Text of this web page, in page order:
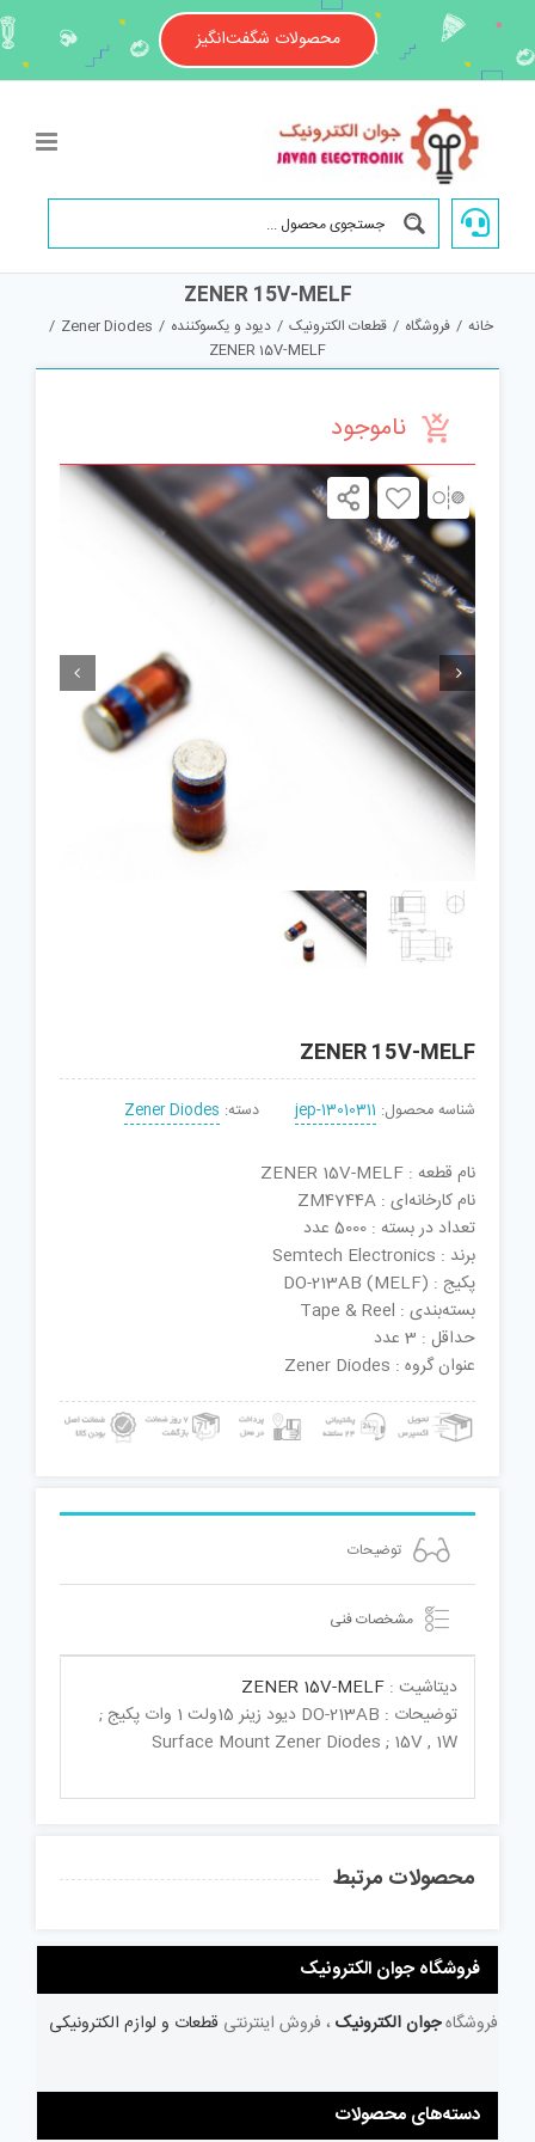
content
محصولات شگفت‌انگیز
ZENER 15V-MELF
خانه / فروشگاه / قطعات الکترونیک / دیود و یکسوکننده /
Zener Diodes
/
ZENER 15V-MELF
ناموجود
 
ZENER 15V-MELF
شناسه محصول: jep-13010311 دسته: Zener Diodes
نام قطعه : ZENER 15V-MELF
نام کارخانه‌ای : ZM4744A
تعداد در بسته : 5000 عدد
برند : Semtech Electronics
پکیج : DO-213AB (MELF)
بسته‌بندی : Tape & Reel
حداقل : 3 عدد
عنوان گروه : Zener Diodes
توضیحات
مشخصات فنی
دیتاشیت : ZENER 15V-MELF
توضیحات : DO-213AB دیود زینر 15ولت 1 وات پکیج ;
Surface Mount Zener Diodes ; 15V , 1W
محصولات مرتبط
فروشگاه جوان الکترونیک
فروشگاهجوان الکترونیک ، فروش اینترنتی قطعات و لوازم الکترونیکی
دسته‌های محصولات